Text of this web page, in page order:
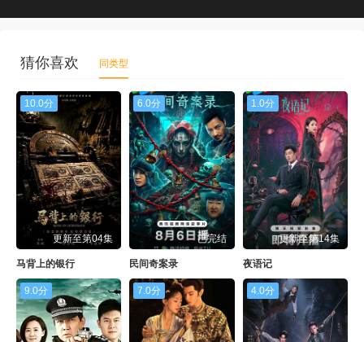
猜你喜欢 同类型
10.0分
更新至第04集
马背上的银行
6.0分
已完结
民间奇案录
1.0分
更新至第14集
夜语记
9.0分 7.0分 4.0分